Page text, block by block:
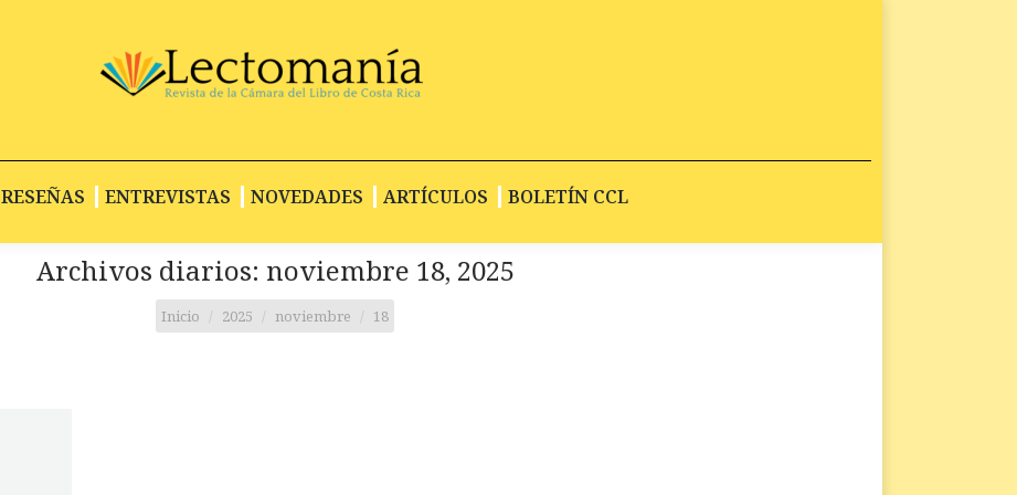
RESEÑAS ENTREVISTAS NOVEDADES ARTÍCULOS BOLETÍN CCL
Archivos diarios: noviembre 18, 2025
Estás aquí:
Inicio 2025 noviembre 18
INICIO RESEÑAS ENTREVISTAS